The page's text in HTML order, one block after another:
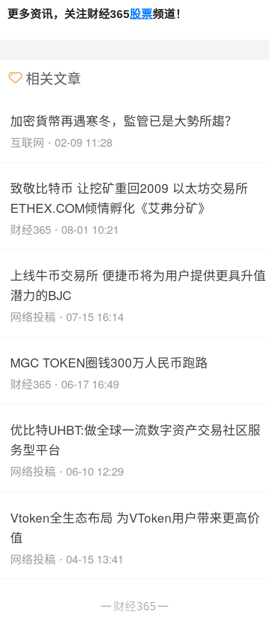
更多资讯，关注财经365股票频道！
相关文章
加密貨幣再遇寒冬，監管已是大勢所趨？
互联网 · 02-09 11:28
致敬比特币 让挖矿重回2009 以太坊交易所
ETHEX.COM倾情孵化《艾弗分矿》
财经365 · 08-01 10:21
上线牛币交易所 便捷币将为用户提供更具升值
潜力的BJC
网络投稿 · 07-15 16:14
MGC TOKEN圈钱300万人民币跑路
财经365 · 06-17 16:49
优比特UHBT:做全球一流数字资产交易社区服
务型平台
网络投稿 · 06-10 12:29
Vtoken全生态布局 为VToken用户带来更高价
值
网络投稿 · 04-15 13:41
财经365